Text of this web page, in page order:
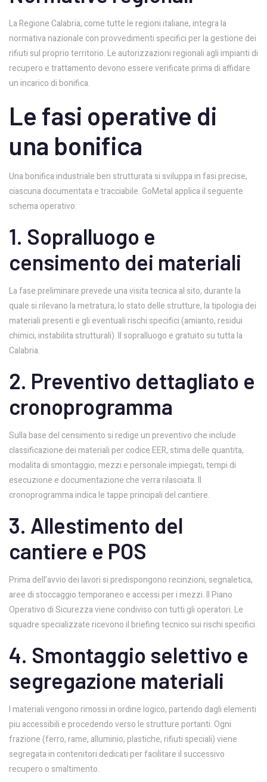
La Regione Calabria, come tutte le regioni italiane, integra la
normativa nazionale con provvedimenti specifici per la gestione dei
rifiuti sul proprio territorio. Le autorizzazioni regionali agli impianti di
recupero e trattamento devono essere verificate prima di affidare
un incarico di bonifica.
Le fasi operative di
una bonifica
Una bonifica industriale ben strutturata si sviluppa in fasi precise,
ciascuna documentata e tracciabile. GoMetal applica il seguente
schema operativo:
1. Sopralluogo e
censimento dei materiali
La fase preliminare prevede una visita tecnica al sito, durante la
quale si rilevano la metratura, lo stato delle strutture, la tipologia dei
materiali presenti e gli eventuali rischi specifici (amianto, residui
chimici, instabilita strutturali). Il sopralluogo e gratuito su tutta la
Calabria.
2. Preventivo dettagliato e
cronoprogramma
Sulla base del censimento si redige un preventivo che include
classificazione dei materiali per codice EER, stima delle quantita,
modalita di smontaggio, mezzi e personale impiegati, tempi di
esecuzione e documentazione che verra rilasciata. Il
cronoprogramma indica le tappe principali del cantiere.
3. Allestimento del
cantiere e POS
Prima dell’avvio dei lavori si predispongono recinzioni, segnaletica,
aree di stoccaggio temporaneo e accessi per i mezzi. Il Piano
Operativo di Sicurezza viene condiviso con tutti gli operatori. Le
squadre specializzate ricevono il briefing tecnico sui rischi specifici.
4. Smontaggio selettivo e
segregazione materiali
I materiali vengono rimossi in ordine logico, partendo dagli elementi
piu accessibili e procedendo verso le strutture portanti. Ogni
frazione (ferro, rame, alluminio, plastiche, rifiuti speciali) viene
segregata in contenitori dedicati per facilitare il successivo
recupero o smaltimento.